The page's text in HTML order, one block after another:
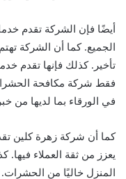
أيضًا فإن الشركة تقدم
الجميع. كما أن الشركة
تأخير. كذلك فإنها تقدم
فقط شركة مكافحة
في الورقاء بما لديها من
كما أن شركة زهرة كلين
يعزز من ثقة العملاء
المنزل خاليًا من